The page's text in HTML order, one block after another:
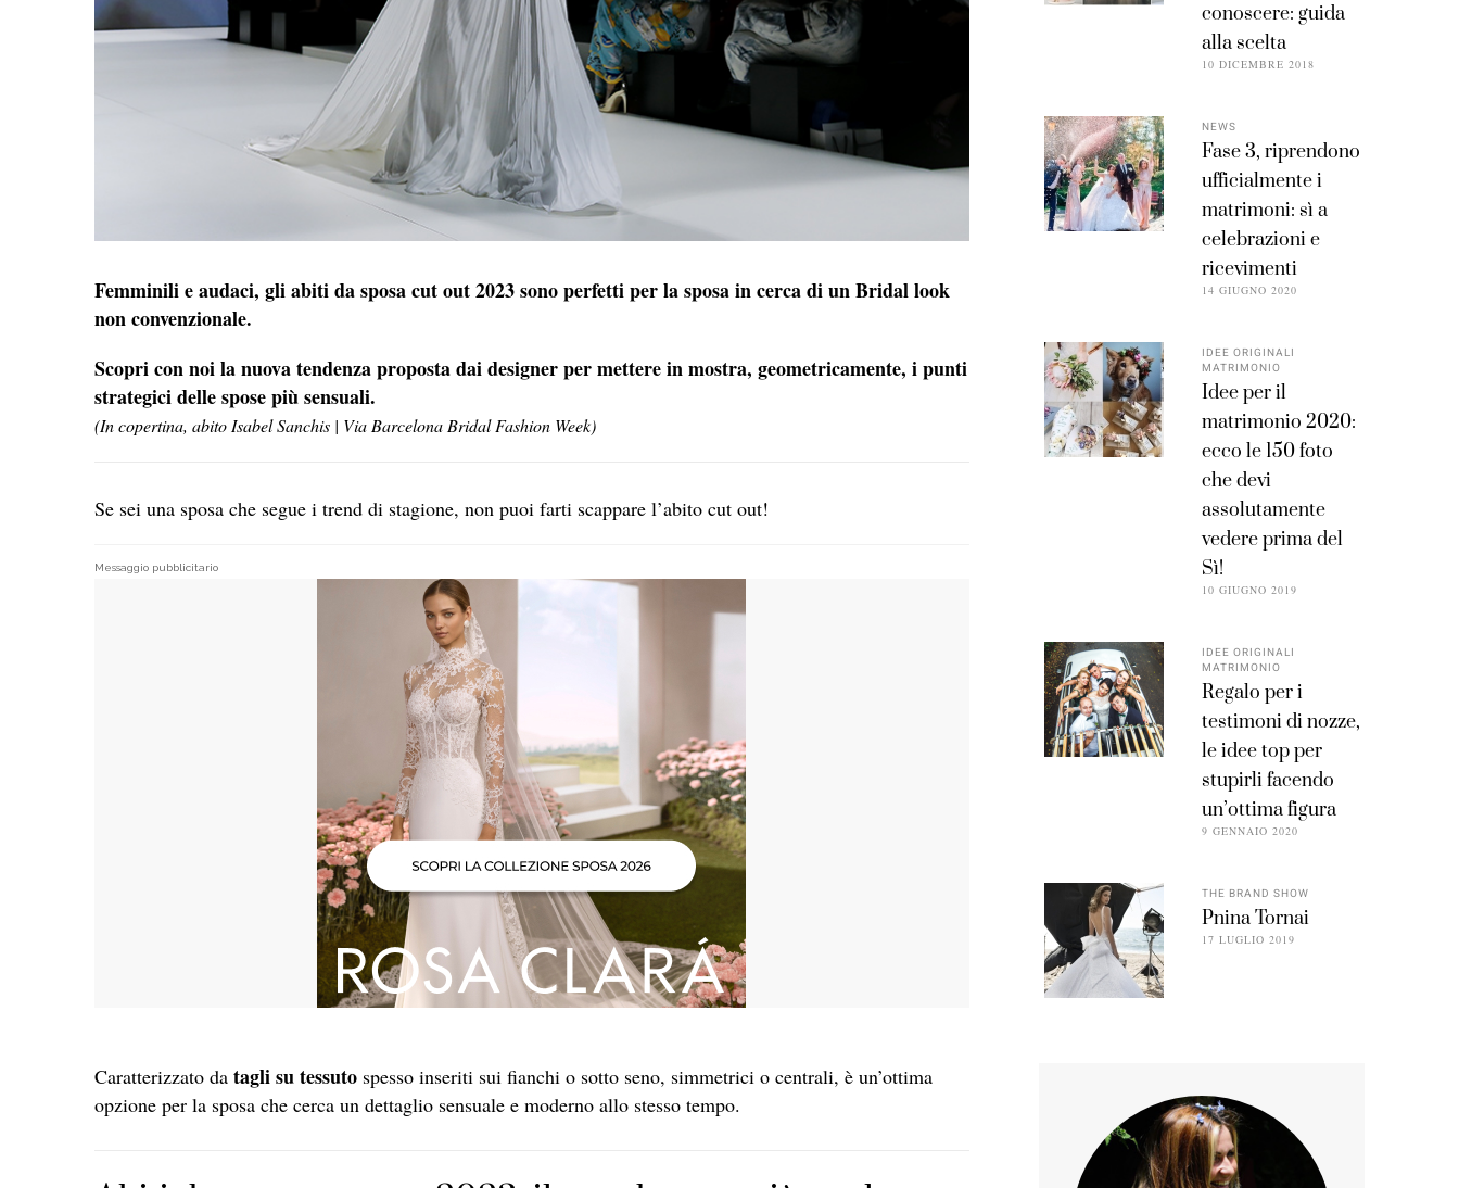
Femminili e audaci, gli abiti da sposa cut out 2023 sono perfetti per la sposa in cerca di un Bridal look
non convenzionale.
Scopri con noi la nuova tendenza proposta dai designer per mettere in mostra, geometricamente, i punti
strategici delle spose più sensuali.
(In copertina, abito Isabel Sanchis | Via Barcelona Bridal Fashion Week)
Se sei una sposa che segue i trend di stagione, non puoi farti scappare l’abito cut out!
Messaggio pubblicitario
Caratterizzato da tagli su tessuto spesso inseriti sui fianchi o sotto seno, simmetrici o centrali, è un’ottima
opzione per la sposa che cerca un dettaglio sensuale e moderno allo stesso tempo.
conoscere: guida
alla scelta
10 DICEMBRE 2018
NEWS
Fase 3, riprendono
ufficialmente i
matrimoni: sì a
celebrazioni e
ricevimenti
14 GIUGNO 2020
IDEE ORIGINALI
MATRIMONIO
Idee per il
matrimonio 2020:
ecco le 150 foto
che devi
assolutamente
vedere prima del
Sì!
10 GIUGNO 2019
IDEE ORIGINALI
MATRIMONIO
Regalo per i
testimoni di nozze,
le idee top per
stupirli facendo
un’ottima figura
9 GENNAIO 2020
THE BRAND SHOW
Pnina Tornai
17 LUGLIO 2019